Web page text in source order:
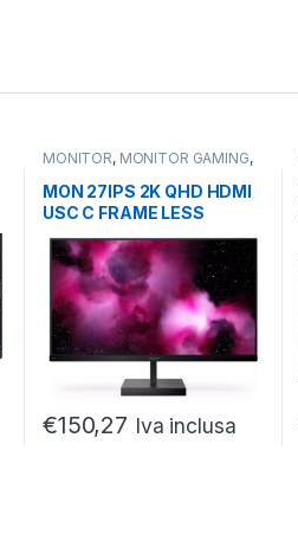
MONITOR, MONITOR GAMING,
MON 27IPS 2K QHD HDMI
USC C FRAME LESS
276C8/00 EXTRASLIM
€150,27 Iva inclusa